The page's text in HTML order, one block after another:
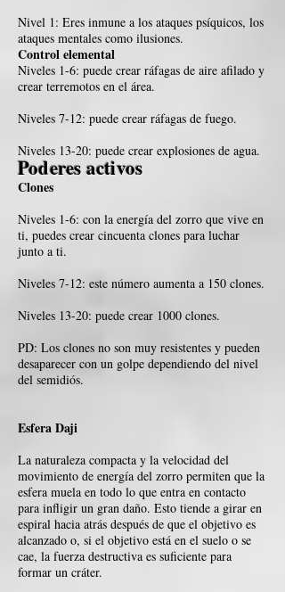
Nivel 1: Eres inmune a los ataques psíquicos, los
ataques mentales como ilusiones.
Control elemental
Niveles 1-6: puede crear ráfagas de aire afilado y
crear terremotos en el área.
Niveles 7-12: puede crear ráfagas de fuego.
Niveles 13-20: puede crear explosiones de agua.
Poderes activos
Clones
Niveles 1-6: con la energía del zorro que vive en
ti, puedes crear cincuenta clones para luchar
junto a ti.
Niveles 7-12: este número aumenta a 150 clones.
Niveles 13-20: puede crear 1000 clones.
PD: Los clones no son muy resistentes y pueden
desaparecer con un golpe dependiendo del nivel
del semidiós.
Esfera Daji
La naturaleza compacta y la velocidad del
movimiento de energía del zorro permiten que la
esfera muela en todo lo que entra en contacto
para infligir un gran daño. Esto tiende a girar en
espiral hacia atrás después de que el objetivo es
alcanzado o, si el objetivo está en el suelo o se
cae, la fuerza destructiva es suficiente para
formar un cráter.